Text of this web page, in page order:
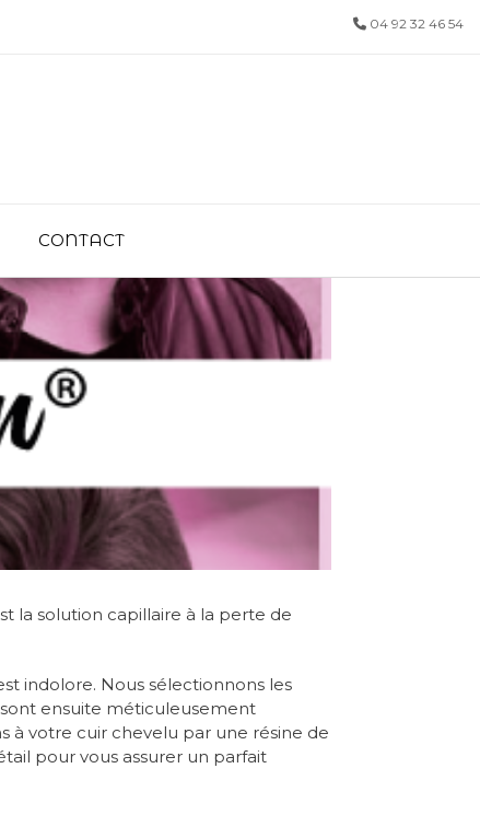
04 92 32 46 54
CONTACT
la solution capillaire à la perte de
indolore. Nous sélectionnons les
ensuite méticuleusement
à votre cuir chevelu par une résine de
pour vous assurer un parfait